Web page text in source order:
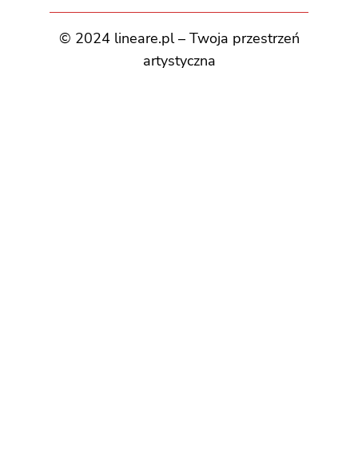
© 2024 lineare.pl – Twoja przestrzeń
artystyczna